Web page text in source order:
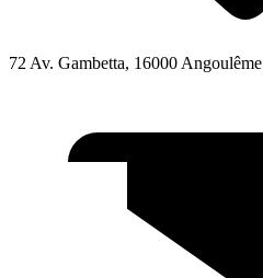
72 Av. Gambetta, 16000 Angoulême